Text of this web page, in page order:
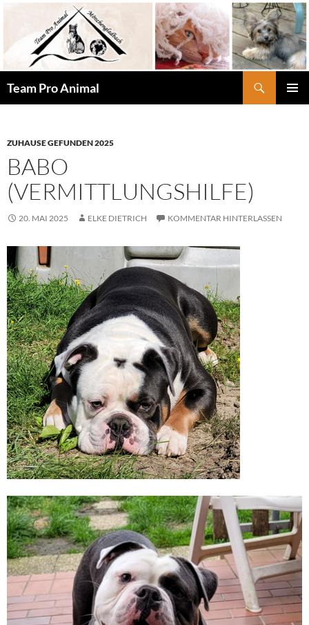
springen
Team Pro Animal
ZUHAUSE GEFUNDEN 2025
BABO
(VERMITTLUNGSHILFE)
20. MAI 2025 ELKE DIETRICH KOMMENTAR HINTERLASSEN